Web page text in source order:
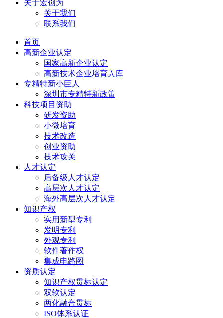
关于宏创为
关于我们
联系我们
首页
高新企业认定
国家高新企业认定
高新技术企业培育入库
专精特新小巨人
深圳市专精特新政策
科技项目资助
研发资助
小微培育
技术改造
创业资助
技术攻关
人才认定
后备级人才认定
高层次人才认定
海外高层次人才认定
知识产权
实用新型专利
发明专利
外观专利
软件著作权
集成电路图
资质认定
知识产权贯标认定
双软认定
两化融合贯标
ISO体系认证